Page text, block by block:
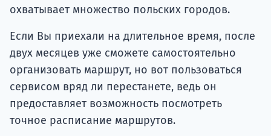
охватывает множество польских городов.
Если Вы приехали на длительное время, после
двух месяцев уже сможете самостоятельно
организовать маршрут, но вот пользоваться
сервисом вряд ли перестанете, ведь он
предоставляет возможность посмотреть
точное расписание маршрутов.